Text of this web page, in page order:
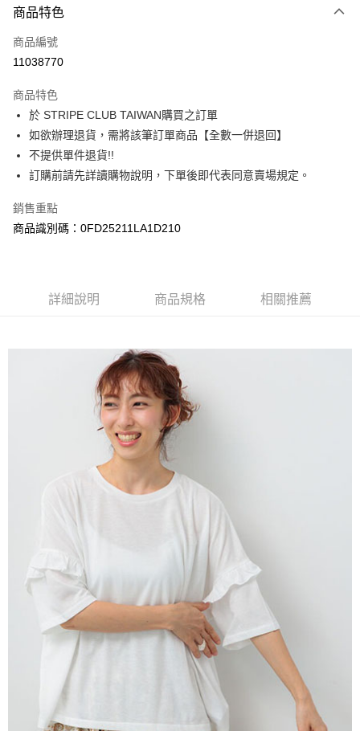
3 期 0 利率 每期
合作金庫商業銀行
上海商業儲蓄銀行
臺灣中小企業銀行
匯豐（台灣）商業銀行
華泰商業銀行
聯邦商業銀行
遠東國際商業銀行
元大商業銀行
玉山商業銀行
星展（台灣）商業銀行
台灣樂天信用卡公司
超商取貨付款
LINE Pay
Apple Pay
街口支付
悠遊付
大哥付你分期
相關說明
流程，驗證手機門號後，選擇欲分期的期數、繳款截止日，確認付款後即完
消。如遇「轉專審核」未通過狀況，表示未達大哥付你分期系統評分，恕無
【繳款方式說明】
1.分期款項不併入電信帳單，「大哥付你分期」於每月結算日後寄送繳費提
2.透過簡訊連結打開帳單後，可選擇「超商條碼／台灣大直營門市／銀行轉
帳／街口支付／iPASS MONEY」等通路繳費。
1.本服務係由「台灣大哥大股份有限公司」（以下簡稱本公司）所提供，讓
用戶於交易時，得透過本服務購買商品或服務，並由商店將買賣／分期付款
2.基於同意付款使用「大哥付你分期」之契約關係目的，商店將以您的個人
資料（包含姓名、電話或地址）提供予台灣大哥大進項蒐集、處理及利用，
由本公司與您本人進行分期帳單所需資料之確認、核對及更正。
3.完整用戶服務條款，請詳閱以下連結：https://oppay.tw/userRule
【關於「AFTEE先享後付」】
１．簡單：不需註冊會員、不需綁卡、不需儲值。
２．便利：只要手機號碼，簡訊認證，即可結帳。
３．安心：先確認商品／服務後，再付款。
【「AFTEE先享後付」結帳流程】
１．於結帳方式選擇「AFTEE先享後付」後，將跳轉至「AFTEE先享後付」
結帳頁面，進行簡訊認證並確認金額後，即可完成結帳。
２．訂單成立數日內，您將收到繳費通知簡訊。
３．收到繳費通知簡訊後14天內，點擊此簡訊中的連結，可透過四大超商／
ATM／網路銀行／等多元方式進行付款，方視為交易完成。
※ 請注意：結帳手續完成當下不需立刻繳費，但若您需要取消訂單，請聯絡
後付繳納相關費用。
※ 交易是否成功請以「AFTEE先享後付 」之結帳頁面顯示為準，若有關於
是否繳費成功／繳費後需取消欲退款等相關疑問，請聯繫「AFTEE先享後付
客戶支援中心」
https://netprotections.freshdesk.com/support/home
【注意事項】
１．透過由恩沛科技股份有限公司提供之「AFTEE先享後付」服務完成之交
易，需依本服務之必要範圍內提供個人資料，並將交易相關給付款項請求債
權轉讓予恩沛科技股份有限公司。
２．關於個人資料處理事宜，請瀏覽以下網址：
https://aftee.tw/terms/#terms3
３．未成年的使用者請事先徵得法定代理人或監護人之同意方可使用
「AFTEE先享後付」，若未經同意申辦者引起之損失，本公司不負相關責
４．使用「AFTEE先享後付」時，將依據個別帳號之用戶狀況，依本公司即
每筆NT$60，滿NT$388(含以上)免運費
每筆NT$60，滿NT$388(含以上)免運費
每筆NT$60，滿NT$888(含以上)免運費
7-11取貨付款
每筆NT$60，滿NT$888(含以上)免運費
7-11純取貨
每筆NT$60，滿NT$888(含以上)免運費
每筆NT$90，滿NT$888(含以上)免運費
商品特色
商品編號
11038770
商品特色
於 STRIPE CLUB TAIWAN購買之訂單
如欲辦理退貨，需將該筆訂單商品【全數一併退回】
不提供單件退貨!!
訂購前請先詳讀購物說明，下單後即代表同意賣場規定。
銷售重點
商品識別碼：0FD25211LA1D210
詳細說明 商品規格 相關推薦